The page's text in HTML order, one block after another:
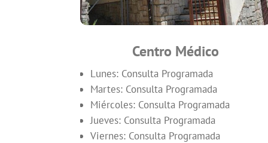
Centro Médico
Lunes: Consulta Programada
Martes: Consulta Programada
Miércoles: Consulta Programada
Jueves: Consulta Programada
Viernes: Consulta Programada